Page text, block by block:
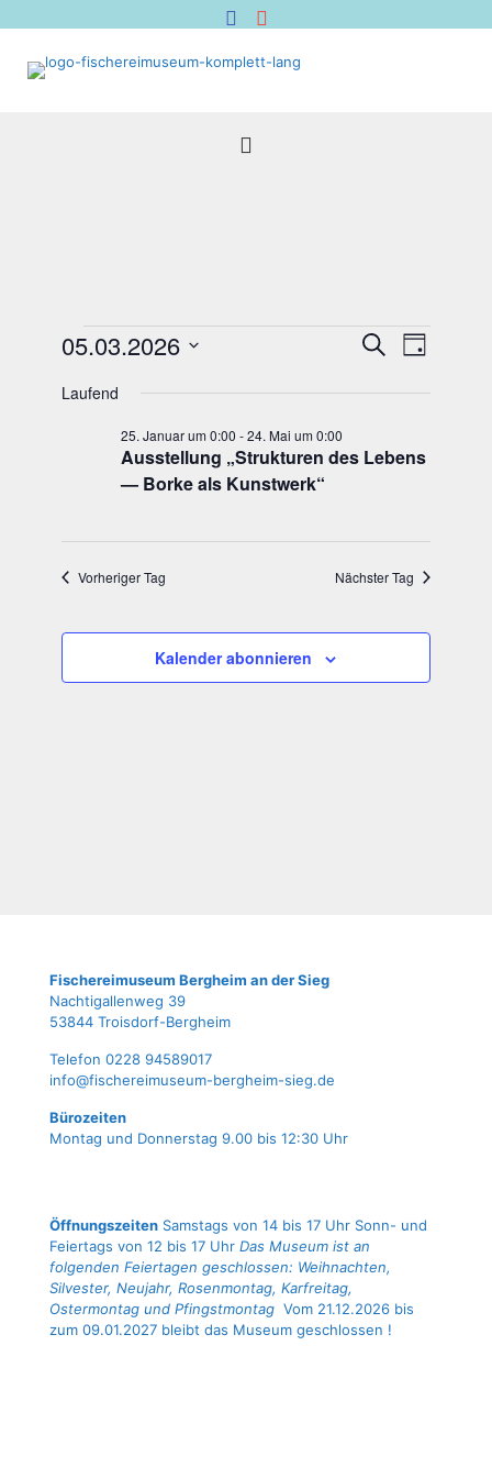
Veranstaltungen
für
5.
2026
Suche
und
Navigation
SucheTag
05.03.2026
wählen.
Laufend
Aus­stel­lung „Struk­tu­ren des Lebens
— Bor­ke als Kunstwerk“
25. Januar um 0:00 -24. Mai um 0:00
Vorheriger Tag Nächster Tag
Kalender abonnieren
Fische­rei­mu­se­um Berg­heim an der Sieg
Nach­ti­gal­len­weg 39
53844 Troisdorf-Bergheim
Tele­fon 0228 94589017
info@fischereimuseum-bergheim-sieg.de
Büro­zei­ten
Mon­tag und Don­ners­tag 9.00 bis 12:30 Uhr
Öffnungszeiten Samstags von 14 bis 17 Uhr Sonn- und
Feiertags von 12 bis 17 Uhr Das Museum ist an
folgenden Feiertagen geschlossen: Weihnachten,
Silvester, Neujahr, Rosenmontag, Karfreitag,
Ostermontag und Pfingstmontag Vom 21.12.2026 bis
zum 09.01.2027 bleibt das Museum geschlossen !